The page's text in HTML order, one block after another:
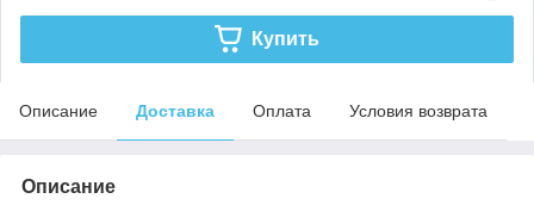
Купить
Описание Доставка Оплата Условия возврата
Описание